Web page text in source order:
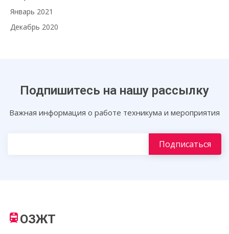
Январь 2021
Декабрь 2020
Подпишитесь на нашу рассылку
Важная информация о работе техникума и мероприятия
ОЗЖТ